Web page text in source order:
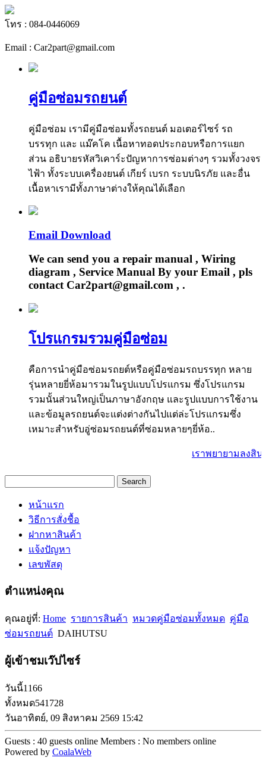
โทร : 084-0446069
Email : Car2part@gmail.com
คู่มือซ่อมรถยนต์
คู่มือซ่อม เรามีคู่มือซ่อมทั้งรถยนต์ มอเตอร์ไซร์ รถ
บรรทุก และ แม๊คโค เนื้อหาทอดประกอบหรือการแยก
ส่วน อธิบายรหัสวิเคาร์ะปัญหาการซ่อมต่างๆ รวมทั้งวงจร
ไฟ้า ทั้งระบบเครื่องยนต์ เกียร์ เบรก ระบบนิรภัย และอื่น
เนื้อหาเรามีทั้งภาษาต่างให้คุณได้เลือก
Email Download
We can send you a repair manual , Wiring
diagram , Service Manual By your Email , pls
contact Car2part@gmail.com , .
โปรแกรมรวมคู่มือซ่อม
คือการนำคู่มือซ่อมรถยต์หรือคู่มือซ่อมรถบรรทุก หลาย
รุ่นหลายยี่ห้อมารวมในรูปแบบโปรแกรม ซึ่งโปรแกรม
รวมนั้นส่วนใหญ่เป็นภาษาอังกฤษ และรูปแบบการใช้งาน
และข้อมูลรถยนต์จะแต่งต่างกันไปแต่ล่ะโปรแกรมซึ่ง
เหมาะสำหรับอู่ซ่อมรถยนต์ที่ซ่อมหลายๆยี่ห้อ..
เราพยายามลงสิน
หน้าแรก
วิธีการสั่งชื้อ
ฝากหาสินค้า
แจ้งปัญหา
เลขพัสดุ
ตำแหน่งคุณ
คุณอยู่ที่: Home รายการสินค้า หมวดคู่มือซ่อมทั้งหมด คู่มือ
ซ่อมรถยนต์ DAIHUTSU
ผู้เข้าชมเว๊ปไซร์
วันนี้1166
ทั้งหมด541728
วันอาทิตย์, 09 สิงหาคม 2569 15:42
Guests : 40 guests online Members : No members online
Powered by CoalaWeb